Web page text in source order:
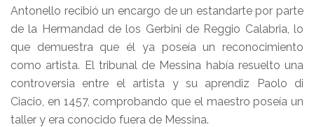
Antonello recibió un encargo de un estandarte por parte
de la Hermandad de los Gerbini de Reggio Calabria, lo
que demuestra que él ya poseía un reconocimiento
como artista. El tribunal de Messina había resuelto una
controversia entre el artista y su aprendiz Paolo di
Ciacio, en 1457, comprobando que el maestro poseía un
taller y era conocido fuera de Messina.